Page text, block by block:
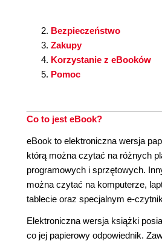
Bezpieczeństwo
Zakupy
Korzystanie z eBooków
Pomoc
Co to jest eBook?
eBook to elektroniczna wersja
którą można czytać na różnych
programowych i sprzętowych.
można czytać na komputerze,
tablecie oraz specjalnym e-
Elektroniczna wersja książki
co jej papierowy odpowiednik.